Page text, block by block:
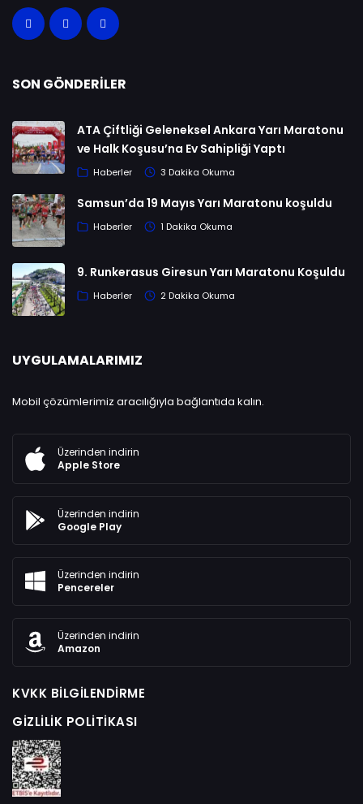
SON GÖNDERILER
ATA Çiftliği Geleneksel Ankara Yarı Maratonu
ve Halk Koşusu’na Ev Sahipliği Yaptı
Haberler 3 Dakika Okuma
Samsun’da 19 Mayıs Yarı Maratonu koşuldu
Haberler 1 Dakika Okuma
9. Runkerasus Giresun Yarı Maratonu Koşuldu
Haberler 2 Dakika Okuma
UYGULAMALARIMIZ
Mobil çözümlerimiz aracılığıyla bağlantıda kalın.
Üzerinden indirin
Apple Store
Üzerinden indirin
Google Play
Üzerinden indirin
Pencereler
Üzerinden indirin
Amazon
KVKK BILGILENDIRME
GIZLILIK POLITIKASI